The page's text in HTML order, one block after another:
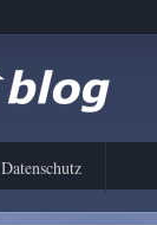
Datenschutz